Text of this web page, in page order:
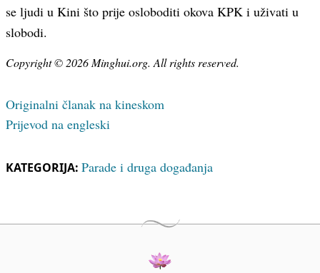
se ljudi u Kini što prije osloboditi okova KPK i uživati u
slobodi.
Copyright © 2026 Minghui.org. All rights reserved.
Originalni članak na kineskom
Prijevod na engleski
KATEGORIJA: Parade i druga događanja